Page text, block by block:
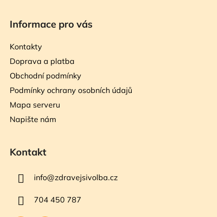
Informace pro vás
Kontakty
Doprava a platba
Obchodní podmínky
Podmínky ochrany osobních údajů
Mapa serveru
Napište nám
Kontakt
info@zdravejsivolba.cz
704 450 787